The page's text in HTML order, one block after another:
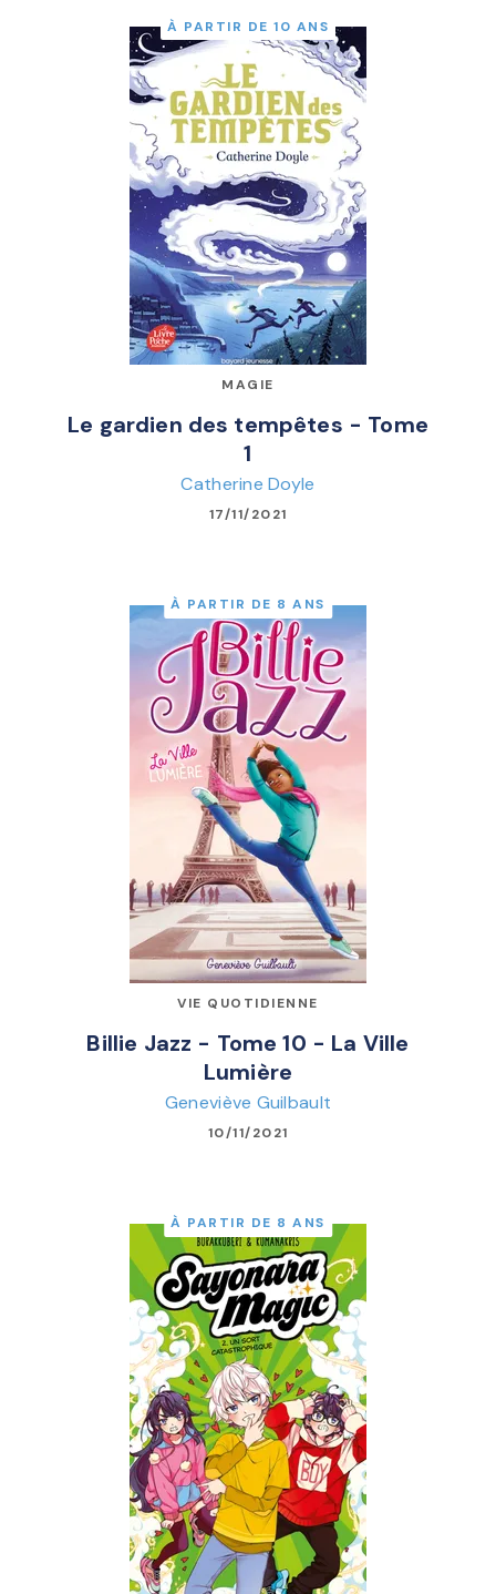
À PARTIR DE 10 ANS
MAGIE
Le gardien des tempêtes - Tome
1
Catherine Doyle
17/11/2021
À PARTIR DE 8 ANS
VIE QUOTIDIENNE
Billie Jazz - Tome 10 - La Ville
Lumière
Geneviève Guilbault
10/11/2021
À PARTIR DE 8 ANS